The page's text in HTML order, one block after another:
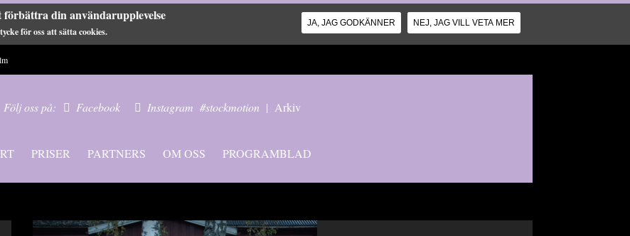
din användarupplevelse
för oss att sätta cookies.
JA, JAG GODKÄNNER NEJ, JAG VILL VETA MER
Följ oss på: Facebook Instagram #stockmotion | Arkiv
PRISER PARTNERS OM OSS PROGRAMBLAD